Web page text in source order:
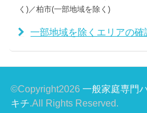
く)／柏市(一部地域を除く)
一部地域を除くエリアの確
©Copyright2026 一般家庭専門
キチ .All Rights Reserved.